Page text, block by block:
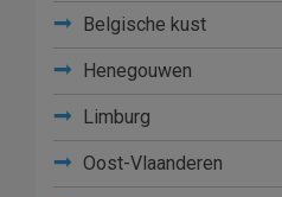
Belgische kust
Henegouwen
Limburg
Oost-Vlaanderen